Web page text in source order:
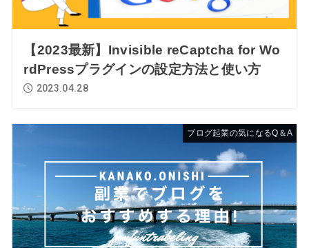
【2023最新】Invisible reCaptcha for Wo
rdPressプラグインの設定方法と使い方
2023.04.28
ブログ起業の気になるQ＆A